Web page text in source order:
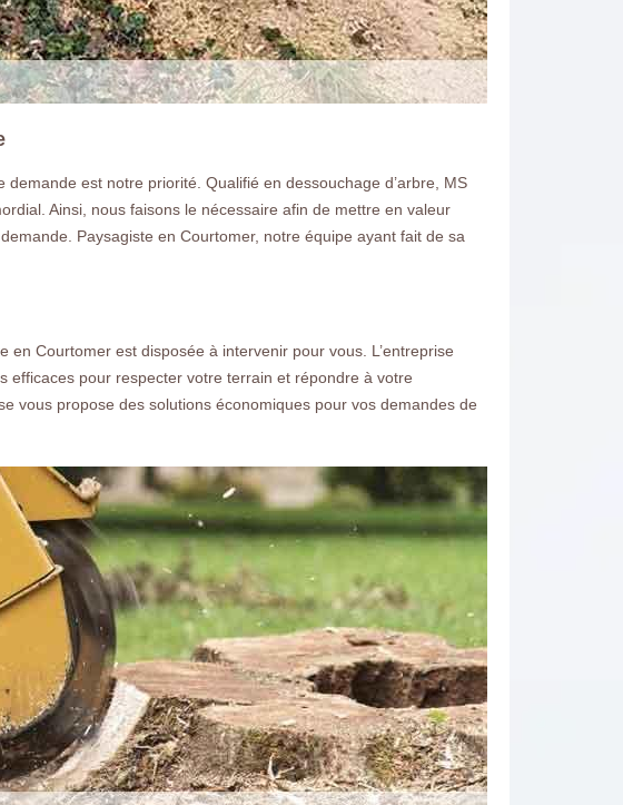
est notre priorité. Qualifié en dessouchage d’arbre, MS
Ainsi, nous faisons le nécessaire afin de mettre en valeur
Paysagiste en Courtomer, notre équipe ayant fait de sa
Courtomer est disposée à intervenir pour vous. L’entreprise
efficaces pour respecter votre terrain et répondre à votre
vous propose des solutions économiques pour vos demandes de